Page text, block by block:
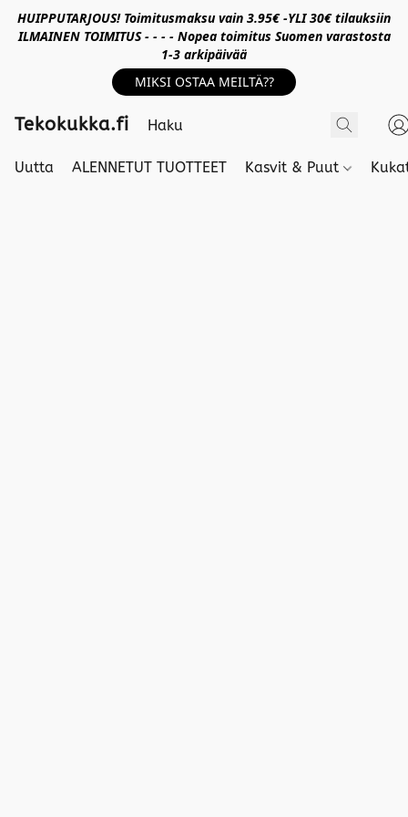
HUIPPUTARJOUS! Toimitusmaksu vain 3.95€ -YLI 30€ tilauksiin
ILMAINEN TOIMITUS - - - - Nopea toimitus Suomen varastosta
1-3 arkipäivää
MIKSI OSTAA MEILTÄ??
Tekokukka.fi
Uutta ALENNETUT TUOTTEET Kasvit & Puut